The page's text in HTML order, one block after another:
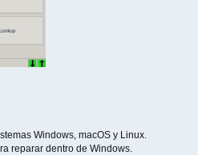
Windows, macOS y Linux.
reparar dentro de Windows.